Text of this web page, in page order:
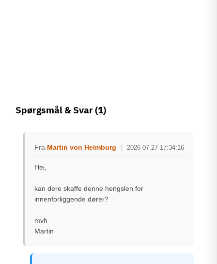
Spørgsmål & Svar(1)
Fra Martin von Heimburg | 2026-07-27 17:34:16
Hei,
kan dere skaffe denne hengslen for
innenforliggende dører?
mvh
Martin